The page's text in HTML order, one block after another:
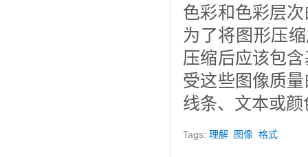
色彩和色彩层
为了将图形压
压缩后应该包
受这些图像质
线条、文本或颜
Tags:理解 图像 格式